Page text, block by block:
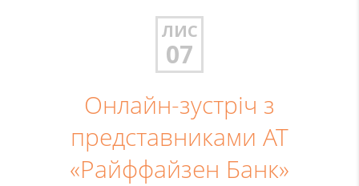
ЛИС
07
Онлайн-зустріч з
представниками АТ
«Райффайзен Банк»